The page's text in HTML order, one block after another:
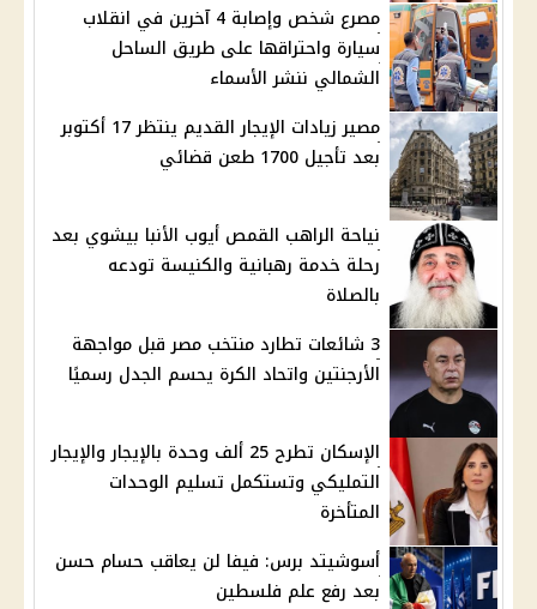
مصرع شخص وإصابة 4 آخرين في انقلاب
سيارة واحتراقها على طريق الساحل
الشمالي ننشر الأسماء
مصير زيادات الإيجار القديم ينتظر 17 أكتوبر
بعد تأجيل 1700 طعن قضائي
نياحة الراهب القمص أيوب الأنبا بيشوي بعد
رحلة خدمة رهبانية والكنيسة تودعه
بالصلاة
3 شائعات تطارد منتخب مصر قبل مواجهة
الأرجنتين واتحاد الكرة يحسم الجدل رسميًا
الإسكان تطرح 25 ألف وحدة بالإيجار والإيجار
التمليكي وتستكمل تسليم الوحدات
المتأخرة
أسوشيتد برس: فيفا لن يعاقب حسام حسن
بعد رفع علم فلسطين